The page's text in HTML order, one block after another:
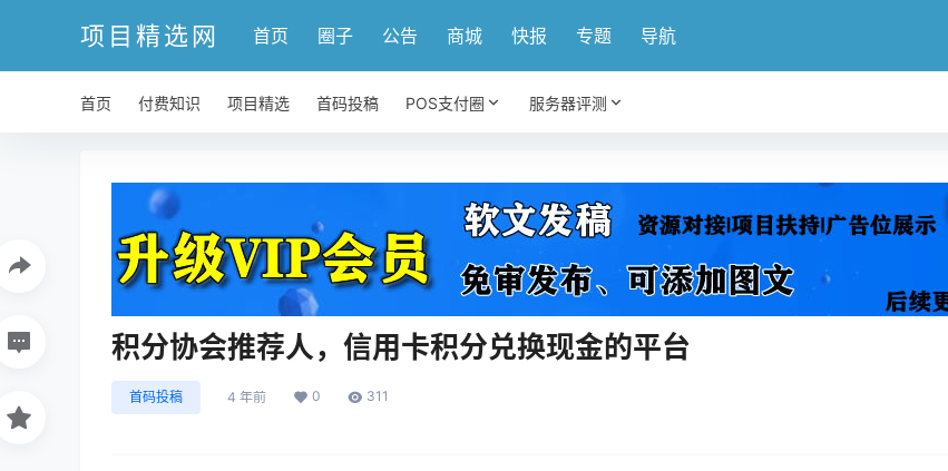
项目精选网 首页 圈子 公告 商城 快报 专题 导航
首页 付费知识 项目精选 首码投稿 POS支付圈 服务器评测
积分协会推荐人，信用卡积分兑换现金的平台
首码投稿 4 年前 0 311